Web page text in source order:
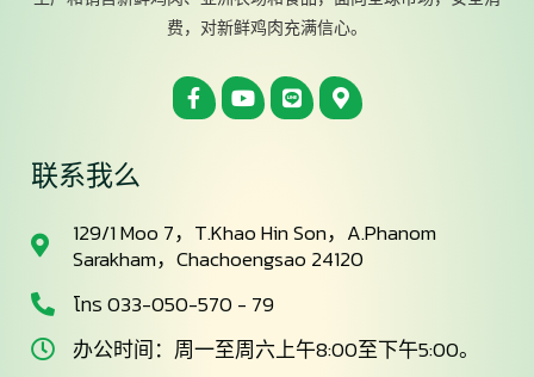
费，对新鲜鸡肉充满信心。
联系我么
129/1 Moo 7，T.Khao Hin Son，A.Phanom
Sarakham，Chachoengsao 24120
โทร 033-050-570 - 79
办公时间：周一至周六上午8:00至下午5:00。